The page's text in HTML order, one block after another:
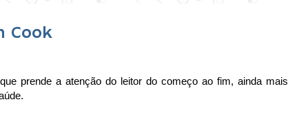
Cook
prende a atenção do leitor do começo ao fim, ainda mais